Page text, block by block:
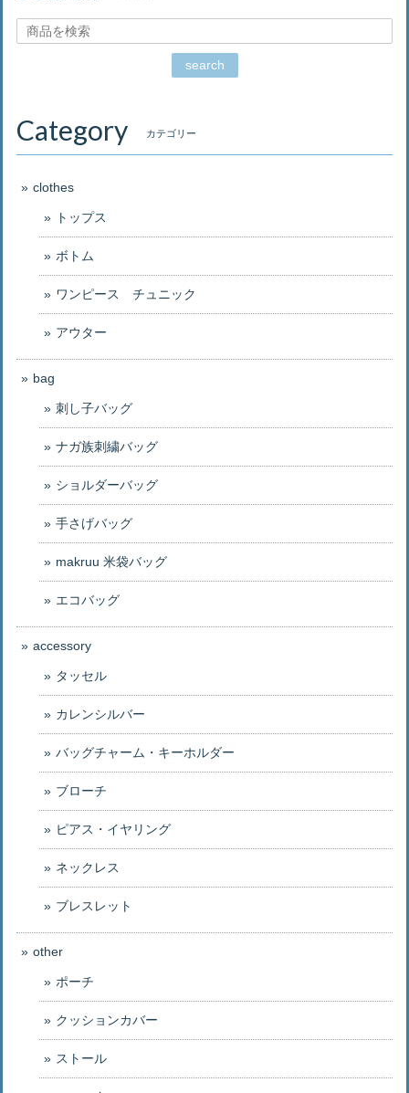
search
Category カテゴリー
clothes
トップス
ボトム
ワンピース チュニック
アウター
bag
刺し子バッグ
ナガ族刺繍バッグ
ショルダーバッグ
手さげバッグ
makruu 米袋バッグ
エコバッグ
accessory
タッセル
カレンシルバー
バッグチャーム・キーホルダー
ブローチ
ピアス・イヤリング
ネックレス
ブレスレット
other
ポーチ
クッションカバー
ストール